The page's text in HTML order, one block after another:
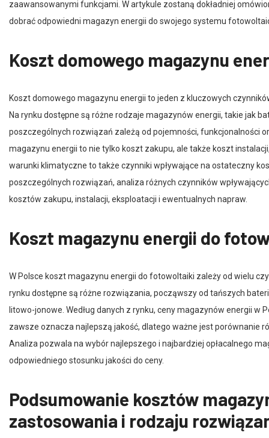
dobrać odpowiedni magazyn energii do swojego systemu
Na rynku dostępne są różne rodzaje magazynów energii, takie jak
poszczególnych rozwiązań zależą od pojemności, funkcjonalności
magazynu energii to nie tylko koszt zakupu, ale także koszt
warunki klimatyczne to także czynniki wpływające na ostateczny
poszczególnych rozwiązań, analiza różnych czynników
kosztów zakupu, instalacji, eksploatacji i ewentualnych napraw.
rynku dostępne są różne rozwiązania, począwszy od tańszych
litowo-jonowe. Według danych z rynku, ceny magazynów energii w
zawsze oznacza najlepszą jakość, dlatego ważne jest porównanie
Analiza pozwala na wybór najlepszego i najbardziej opłacalnego
odpowiedniego stosunku jakości do ceny.
zastosowania i rodzaju